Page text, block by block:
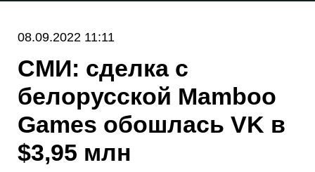
08.09.2022 11:11
СМИ: сделка с
белорусской Mamboo
Games обошлась VK в
$3,95 млн